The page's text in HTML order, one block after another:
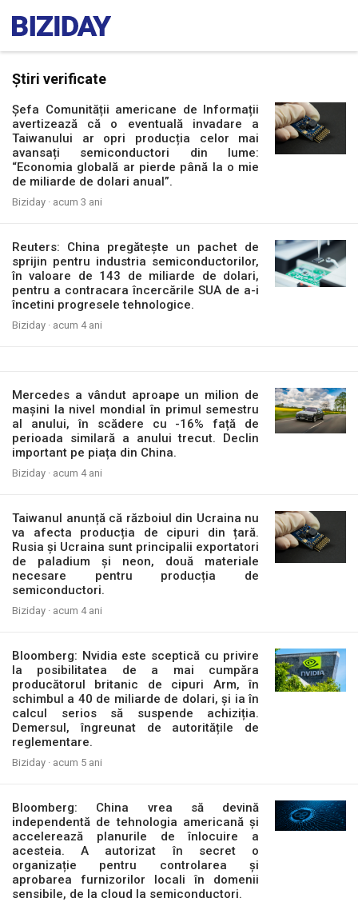
Știri verificate
Șefa Comunității americane de Informații
avertizează că o eventuală invadare a
Taiwanului ar opri producția celor mai
avansați semiconductori din lume:
“Economia globală ar pierde până la o mie
de miliarde de dolari anual”.
Biziday · acum 3 ani
Reuters: China pregătește un pachet de
sprijin pentru industria semiconductorilor,
în valoare de 143 de miliarde de dolari,
pentru a contracara încercările SUA de a-i
încetini progresele tehnologice.
Biziday · acum 4 ani
Mercedes a vândut aproape un milion de
mașini la nivel mondial în primul semestru
al anului, în scădere cu -16% față de
perioada similară a anului trecut. Declin
important pe piața din China.
Biziday · acum 4 ani
Taiwanul anunță că războiul din Ucraina nu
va afecta producția de cipuri din țară.
Rusia și Ucraina sunt principalii exportatori
de paladium și neon, două materiale
necesare pentru producția de
semiconductori.
Biziday · acum 4 ani
Bloomberg: Nvidia este sceptică cu privire
la posibilitatea de a mai cumpăra
producătorul britanic de cipuri Arm, în
schimbul a 40 de miliarde de dolari, și ia în
calcul serios să suspende achiziția.
Demersul, îngreunat de autoritățile de
reglementare.
Biziday · acum 5 ani
Bloomberg: China vrea să devină
independentă de tehnologia americană și
accelerează planurile de înlocuire a
acesteia. A autorizat în secret o
organizație pentru controlarea și
aprobarea furnizorilor locali în domenii
sensibile, de la cloud la semiconductori.